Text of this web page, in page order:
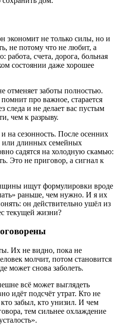
экономит не только силы, но и
не потому что не любит, а
работа, счета, дорога, больная
состоянии даже хорошее
отменяет заботы полностью.
про важное, старается
следа и не делает вас пустым
чем к разрыву.
на сезонность. После осенних
или длинных семейных
садятся на холодную скамью:
Это не приговор, а сигнал к
ищут формулировки вроде
раньше, чем нужно. И я их
он действительно ушёл из
текущей жизни?
Их не видно, пока не
молчит, потом становится
может снова заболеть.
всё может выглядеть
идёт подсчёт утрат. Кто не
забыл, кто унизил. И чем
тем сильнее охлаждение